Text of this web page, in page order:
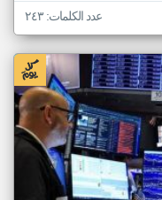
عدد الكلمات: ٢٤٣